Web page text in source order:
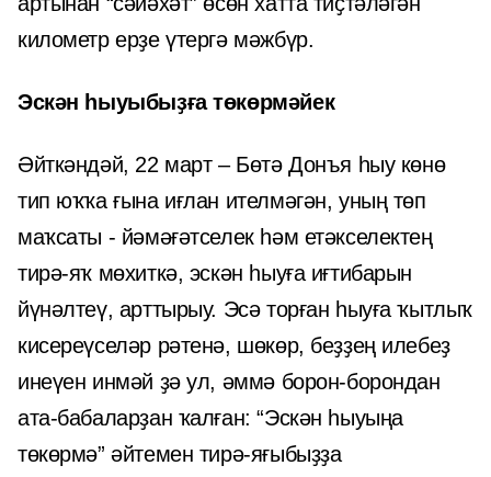
километр ерҙе үтергә мәжбүр.
Эскән һыуыбыҙға төкөрмәйек
Әйткәндәй, 22 март – Бөтә Донъя һыу көнө
тип юҡҡа ғына иғлан ителмәгән, уның төп
маҡсаты - йәмәғәтселек һәм етәкселектең
тирә-яҡ мөхиткә, эскән һыуға иғтибарын
йүнәлтеү, арттырыу. Эсә торған һыуға ҡытлыҡ
кисереүселәр рәтенә, шөкөр, беҙҙең илебеҙ
инеүен инмәй ҙә ул, әммә борон-борондан
ата-бабаларҙан ҡалған: “Эскән һыуыңа
төкөрмә” әйтемен тирә-яғыбыҙҙа